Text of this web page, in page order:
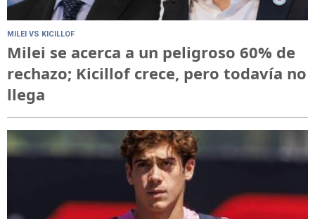
MILEI VS KICILLOF
Milei se acerca a un peligroso 60% de
rechazo; Kicillof crece, pero todavía no
llega